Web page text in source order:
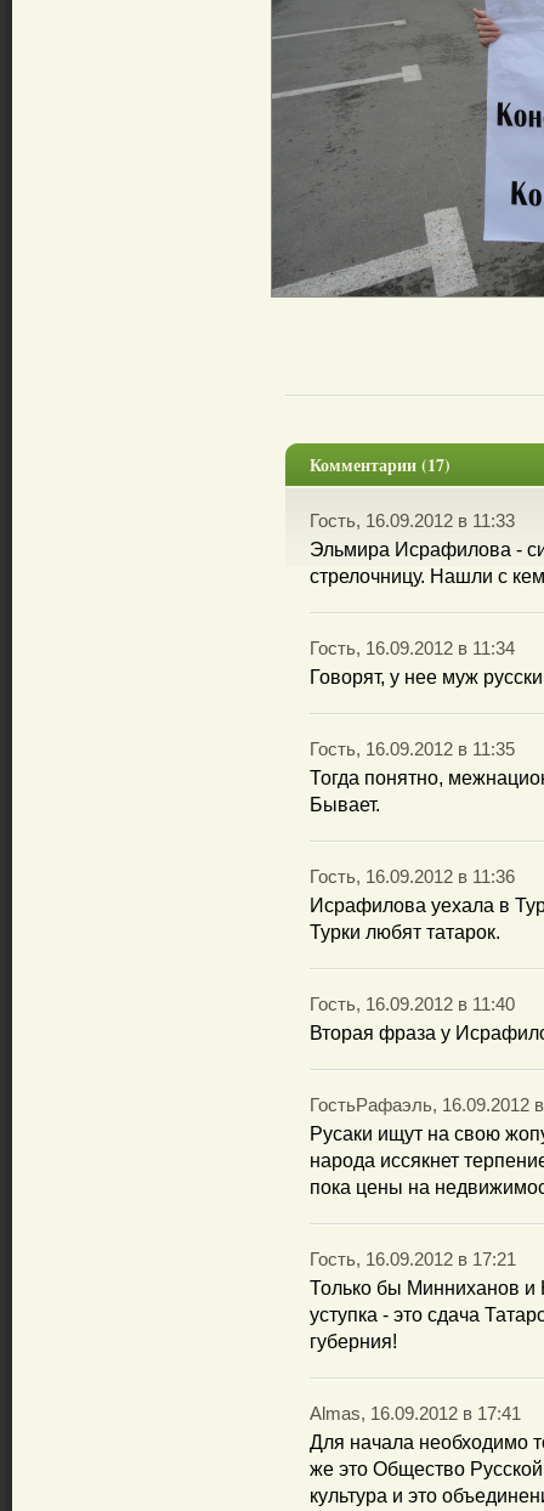
Комментарии (17)
Гость, 16.09.2012 в 11:33
Эльмира Исрафилова -
стрелочницу. Нашли с
Гость, 16.09.2012 в 11:34
Говорят, у нее муж
Гость, 16.09.2012 в 11:35
Тогда понятно,
Бывает.
Гость, 16.09.2012 в 11:36
Исрафилова уехала в
Турки любят татарок.
Гость, 16.09.2012 в 11:40
Вторая фраза у
ГостьРафаэль, 16.09.2012
Русаки ищут на свою
народа иссякнет
пока цены на
Гость, 16.09.2012 в 17:21
Только бы Минниханов и
уступка - это сдача
губерния!
Almas, 16.09.2012 в 17:41
Для начала необходимо
же это Общество
культура и это